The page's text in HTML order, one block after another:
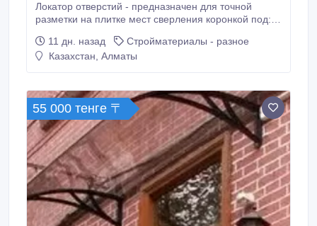
Локатор отверстий - предназначен для точной
разметки на плитке мест сверления коронкой под:
имеет диаметр 75 мм и включает дополнительно 4
съемных кольца. Таким образом, можно разметить
лазером гарантирует ее точность и долговечность.
11 дн. назад
Стройматериалы - разное
Казахстан, Алматы
55 000 тенге 〒